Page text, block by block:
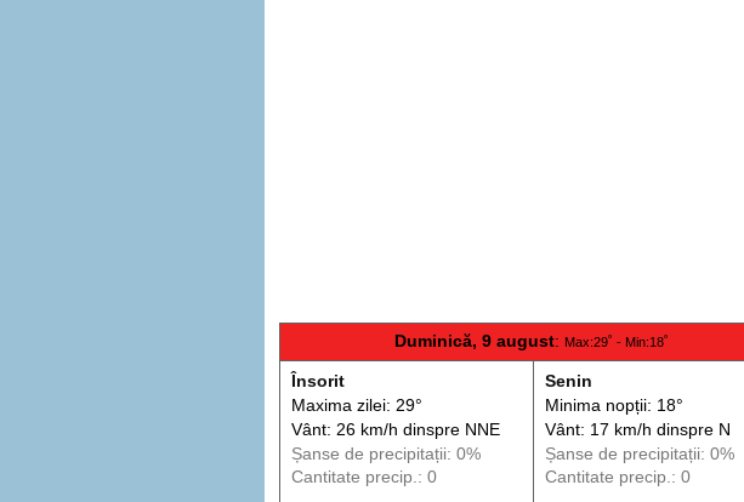
Duminică, 9 august: Max:29˚ - Min:18˚
Însorit
Maxima zilei: 29°
Vânt: 26 km/h dinspreNNE
Șanse de precipitații: 0%
Cantitate precip.: 0
Senin
Minima nopții: 18°
Vânt: 17 km/h dinspreN
Șanse de precipitații: 0%
Cantitate precip.: 0